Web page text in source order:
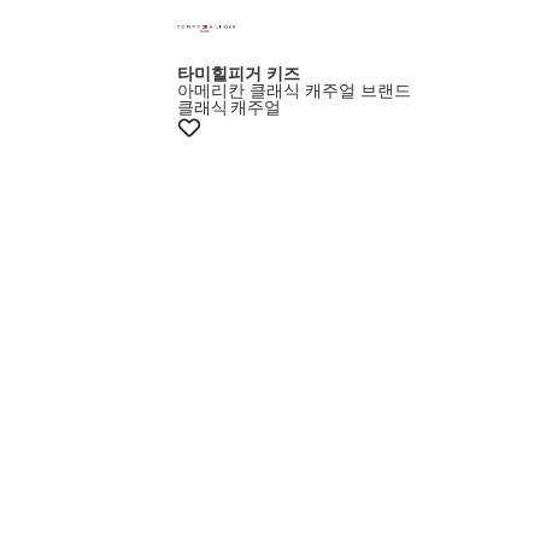
타미힐피거 키즈
아메리칸 클래식 캐주얼 브랜드
클래식 캐주얼